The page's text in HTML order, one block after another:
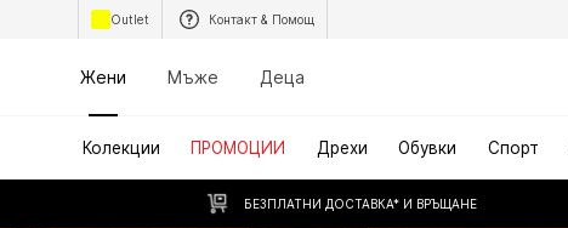
Outlet Контакт & Помощ
Жени Мъже Деца
Колекции ПРОМОЦИИ Дрехи Обувки Спорт
БЕЗПЛАТНИ ДОСТАВКА* И ВРЪЩАНЕ